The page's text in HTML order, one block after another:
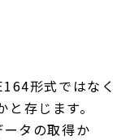
形式ではなく
存じます。
タの取得か